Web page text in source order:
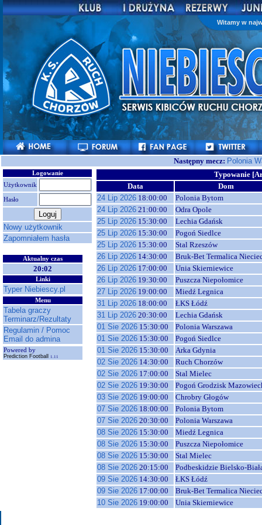
Witamy w
Następny mecz: Polonia
Logowanie
Użytkownik
Hasło
Nowy użytkownik
Zapomniałem hasła
Aktualny czas
20:02
Linki
Typer Niebiescy.pl
Menu
Tabela graczy
Terminarz/Rezultaty
Regulamin / Pomoc
Email do admina
Powered by
Prediction Football 1.11
Typowanie
Data
Dom
24 Lip 2026 18:00:00
Polonia Bytom
24 Lip 2026 21:00:00
Odra Opole
25 Lip 2026 15:30:00
Lechia Gdańsk
25 Lip 2026 15:30:00
Pogoń Siedlce
25 Lip 2026 15:30:00
Stal Rzeszów
26 Lip 2026 14:30:00
Bruk-Bet Termalica
26 Lip 2026 17:00:00
Unia Skierniewice
26 Lip 2026 19:30:00
Puszcza Niepołomice
27 Lip 2026 19:00:00
Miedź Legnica
31 Lip 2026 18:00:00
ŁKS Łódź
31 Lip 2026 20:30:00
Lechia Gdańsk
01 Sie 2026 15:30:00
Polonia Warszawa
01 Sie 2026 15:30:00
Pogoń Siedlce
01 Sie 2026 15:30:00
Arka Gdynia
02 Sie 2026 14:30:00
Ruch Chorzów
02 Sie 2026 17:00:00
Stal Mielec
02 Sie 2026 19:30:00
Pogoń Grodzisk
03 Sie 2026 19:00:00
Chrobry Głogów
07 Sie 2026 18:00:00
Polonia Bytom
07 Sie 2026 20:30:00
Polonia Warszawa
08 Sie 2026 15:30:00
Miedź Legnica
08 Sie 2026 15:30:00
Puszcza Niepołomice
08 Sie 2026 15:30:00
Stal Mielec
08 Sie 2026 20:15:00
Podbeskidzie Bielsko-
09 Sie 2026 14:30:00
ŁKS Łódź
09 Sie 2026 17:00:00
Bruk-Bet Termalica
10 Sie 2026 19:00:00 Unia Skierniewice